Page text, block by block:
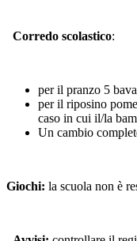
Corredo scolastico:
per il pranzo 5
per il riposino
caso in cui il/la
Un cambio
Giochi: la scuola non è